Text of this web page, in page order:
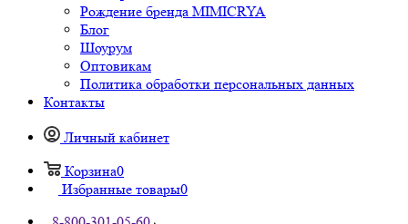
Рождение бренда MIMICRYA
Блог
Шоурум
Оптовикам
Политика обработки персональных данных
Контакты
Личный кабинет
Корзина0
Избранные товары0